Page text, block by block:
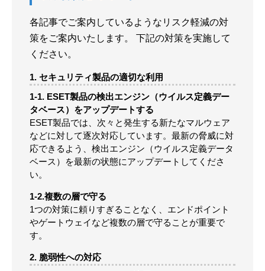
各記事でご案内しているようなリスク軽減の対
策をご案内いたします。 下記の対策を実施して
ください。
1. セキュリティ製品の適切な利用
1-1. ESET製品の検出エンジン（ウイルス定義デー
タベース）をアップデートする
ESET製品では、次々と発生する新たなマルウェア
などに対して逐次対応しています。最新の脅威に対
応できるよう、検出エンジン（ウイルス定義データ
ベース）を最新の状態にアップデートしてくださ
い。
1-2.複数の層で守る
1つの対策に頼りすぎることなく、エンドポイント
やゲートウェイなど複数の層で守ることが重要で
す。
2. 脆弱性への対応